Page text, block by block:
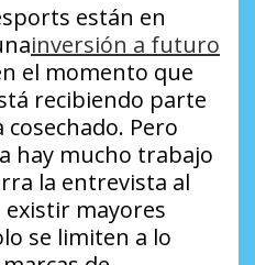
están en
inversión a futuro
el momento que
recibiendo parte
Pero
hay mucho trabajo
la entrevista al
mayores
se limiten a lo